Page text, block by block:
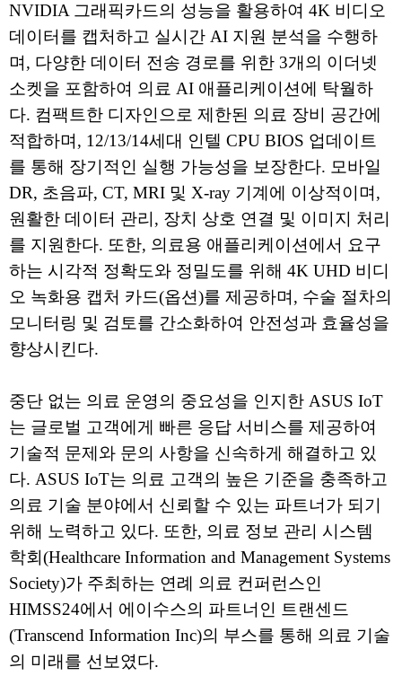
NVIDIA 그래픽카드의 성능을 활용하여 4K 비디오
데이터를 캡처하고 실시간 AI 지원 분석을 수행하
며, 다양한 데이터 전송 경로를 위한 3개의 이더넷
소켓을 포함하여 의료 AI 애플리케이션에 탁월하
다. 컴팩트한 디자인으로 제한된 의료 장비 공간에
적합하며, 12/13/14세대 인텔 CPU BIOS 업데이트
를 통해 장기적인 실행 가능성을 보장한다. 모바일
DR, 초음파, CT, MRI 및 X-ray 기계에 이상적이며,
원활한 데이터 관리, 장치 상호 연결 및 이미지 처리
를 지원한다. 또한, 의료용 애플리케이션에서 요구
하는 시각적 정확도와 정밀도를 위해 4K UHD 비디
오 녹화용 캡처 카드(옵션)를 제공하며, 수술 절차의
모니터링 및 검토를 간소화하여 안전성과 효율성을
향상시킨다.
중단 없는 의료 운영의 중요성을 인지한 ASUS IoT
는 글로벌 고객에게 빠른 응답 서비스를 제공하여
기술적 문제와 문의 사항을 신속하게 해결하고 있
다. ASUS IoT는 의료 고객의 높은 기준을 충족하고
의료 기술 분야에서 신뢰할 수 있는 파트너가 되기
위해 노력하고 있다. 또한, 의료 정보 관리 시스템
학회(Healthcare Information and Management Systems
Society)가 주최하는 연례 의료 컨퍼런스인
HIMSS24에서 에이수스의 파트너인 트랜센드
(Transcend Information Inc)의 부스를 통해 의료 기술
의 미래를 선보였다.